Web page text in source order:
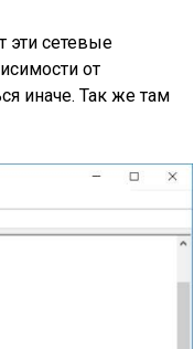
эти сетевые
от
иначе. Так же там